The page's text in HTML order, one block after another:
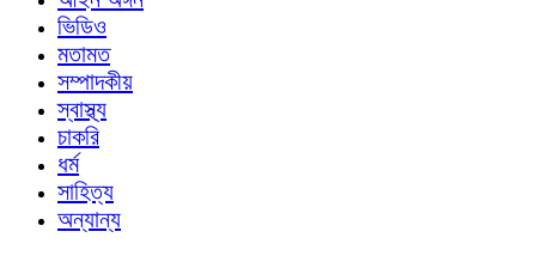
ভিডিও
মতামত
সম্পাদকীয়
স্বাস্থ্য
চাকরি
ধর্ম
সাহিত্য
অন্যান্য